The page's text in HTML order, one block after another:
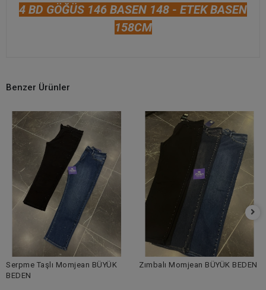
4 BD GÖĞÜS 146 BASEN 148 - ETEK BASEN
158CM
Benzer Ürünler
Serpme Taşlı Momjean BÜYÜK
BEDEN
Zımbalı Momjean BÜYÜK BEDEN